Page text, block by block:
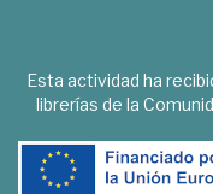
Esta actividad ha
librerías de la